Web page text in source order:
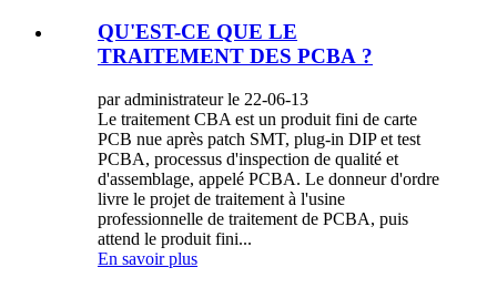
QU'EST-CE QUE LE
TRAITEMENT DES PCBA ?
par administrateur le 22-06-13
Le traitement CBA est un produit fini de carte
PCB nue après patch SMT, plug-in DIP et test
PCBA, processus d'inspection de qualité et
d'assemblage, appelé PCBA. Le donneur d'ordre
livre le projet de traitement à l'usine
professionnelle de traitement de PCBA, puis
attend le produit fini...
En savoir plus